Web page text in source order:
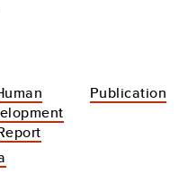
Publication